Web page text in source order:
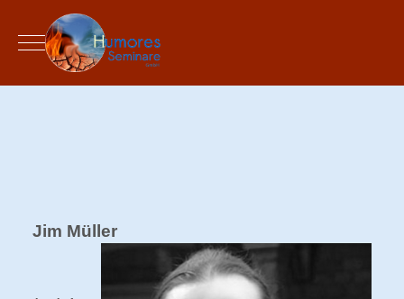
Mobile Menu Toggle
Jim Müller